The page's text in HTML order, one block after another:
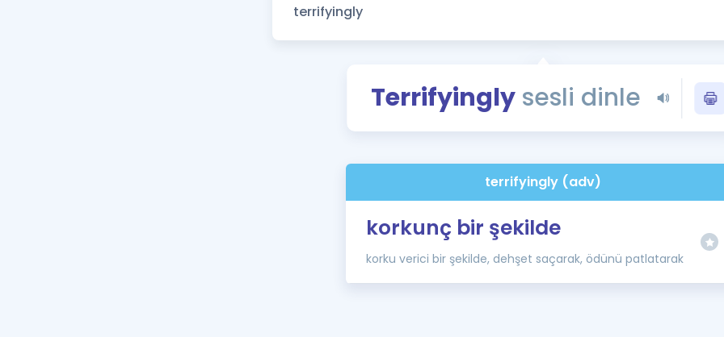
YDS - YÖKDİL
İngilizce
Terrifyingly sesli dinle
terrifyingly (adv)
korkunç bir şekilde
korku verici bir şekilde, dehşet saçarak, ödünü patlatarak